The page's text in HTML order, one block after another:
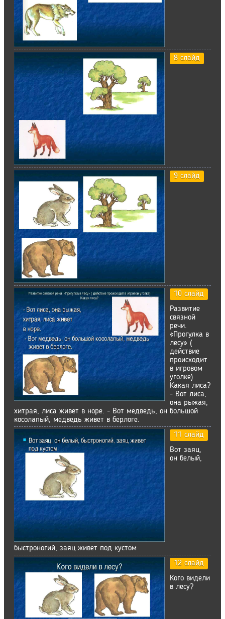
8 слайд
9 слайд
10 слайд
Развитие
связной
речи.
«Прогулка в
лесу» (
действие
происходит
в игровом
уголке)
Какая лиса?
- Вот лиса,
она рыжая,
хитрая, лиса живет в норе. - Вот медведь, он большой
косолапый, медведь живет в берлоге.
11 слайд
Вот заяц,
он белый,
быстроногий, заяц живет под кустом
12 слайд
Кого видели
в лесу?